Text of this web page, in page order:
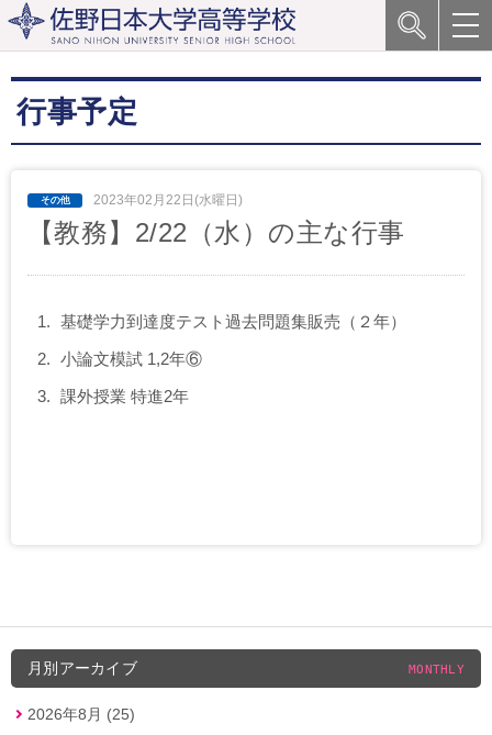
行事予定
2023年02月22日(水曜日)
【教務】2/22（水）の主な行事
基礎学力到達度テスト過去問題集販売（２年）
小論文模試 1,2年⑥
課外授業 特進2年
月別アーカイブ MONTHLY
2026年8月 (25)